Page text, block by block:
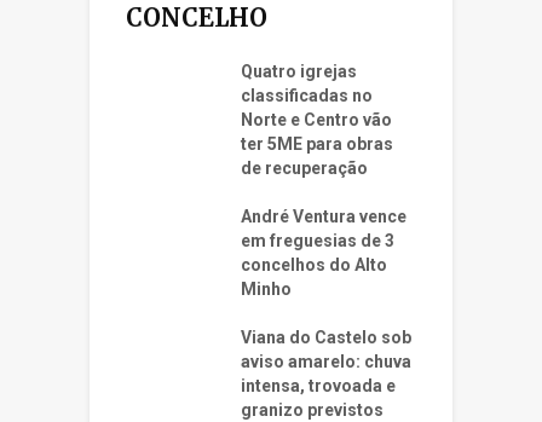
CONCELHO
Quatro igrejas
classificadas no
Norte e Centro vão
ter 5ME para obras
de recuperação
André Ventura vence
em freguesias de 3
concelhos do Alto
Minho
Viana do Castelo sob
aviso amarelo: chuva
intensa, trovoada e
granizo previstos